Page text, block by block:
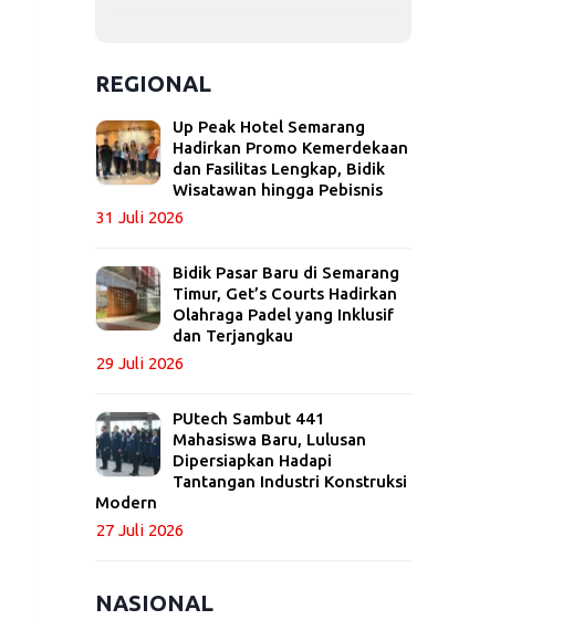
REGIONAL
Up Peak Hotel Semarang
Hadirkan Promo Kemerdekaan
dan Fasilitas Lengkap, Bidik
Wisatawan hingga Pebisnis
31 Juli 2026
Bidik Pasar Baru di Semarang
Timur, Get’s Courts Hadirkan
Olahraga Padel yang Inklusif
dan Terjangkau
29 Juli 2026
PUtech Sambut 441
Mahasiswa Baru, Lulusan
Dipersiapkan Hadapi
Tantangan Industri Konstruksi
Modern
27 Juli 2026
NASIONAL